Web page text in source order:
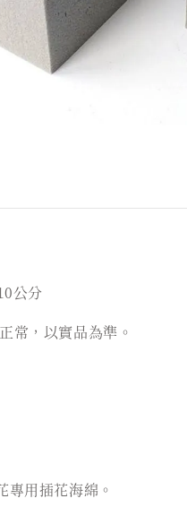
公分
常，以實品為準。
用插花海綿。